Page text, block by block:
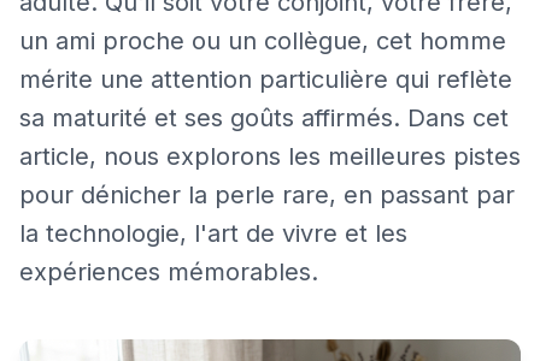
un ami proche ou un collègue, cet homme
mérite une attention particulière qui reflète
sa maturité et ses goûts affirmés. Dans cet
article, nous explorons les meilleures pistes
pour dénicher la perle rare, en passant par
la technologie, l'art de vivre et les
expériences mémorables.